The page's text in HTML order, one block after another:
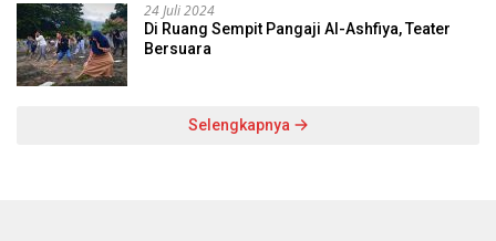
24 Juli 2024
Di Ruang Sempit Pangaji Al-Ashfiya, Teater
Bersuara
Selengkapnya